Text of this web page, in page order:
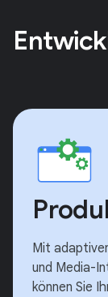
Mit
und Media-
können Sie